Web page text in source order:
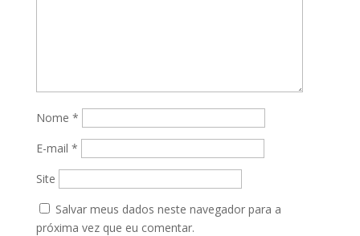
Nome *
E-mail *
Site
Salvar meus dados neste navegador para a
próxima vez que eu comentar.